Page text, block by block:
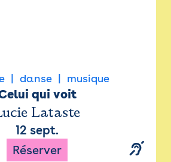
danse musique
qui voit
Lataste
12 sept.
Réserver